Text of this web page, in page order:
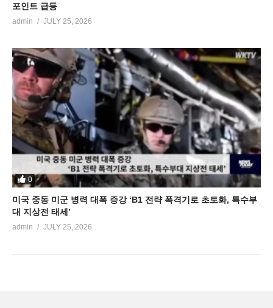
포인트 급등
admin JULY 25, 2026
0
미국 중동 미군 병력 대폭 증강 ‘B1 전략 폭격기로 초토화, 특수부
대 지상전 태세’
admin JULY 25, 2026